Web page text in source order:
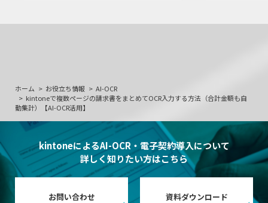
ホーム お役立ち情報
AI-OCR
kintoneで複数ページの請求書をまとめてOCR入力する方法（合計金額も自
動集計）【AI-OCR活用】
kintoneによるAI-OCR・電子契約導入について
詳しく知りたい方はこちら
お問い合わせ 資料ダウンロード